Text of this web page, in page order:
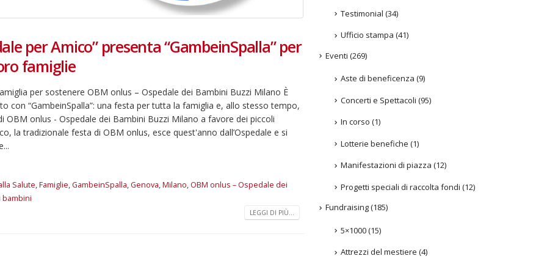
per Amico” presenta “GambeinSpalla” per
famiglie
per sostenere OBM onlus – Ospedale dei Bambini Buzzi Milano È
con “GambeinSpalla”: una festa per tutta la famiglia e, allo stesso tempo,
OBM onlus - Ospedale dei Bambini Buzzi Milano a favore dei piccoli
la tradizionale festa di OBM onlus, esce quest'anno dall’Ospedale e si
Salute,Famiglie,GambeinSpalla,Genova,Milano,OBM onlus – Ospedale dei
bambini
LEGGI DI PIÙ...
Testimonial (34)
Ufficio stampa (41)
Eventi (269)
Aste di beneficenza (9)
Concerti e Spettacoli (95)
In corso (1)
Lotterie benefiche (1)
Manifestazioni di piazza (12)
Progetti speciali di raccolta fondi (12)
Fundraising(185)
5×1000(15)
Attrezzi del mestiere (4)